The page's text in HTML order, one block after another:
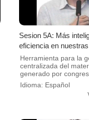
Sesion 5A: Más
eficiencia en
Herramienta para la
centralizada del
generado por
Idioma: Español